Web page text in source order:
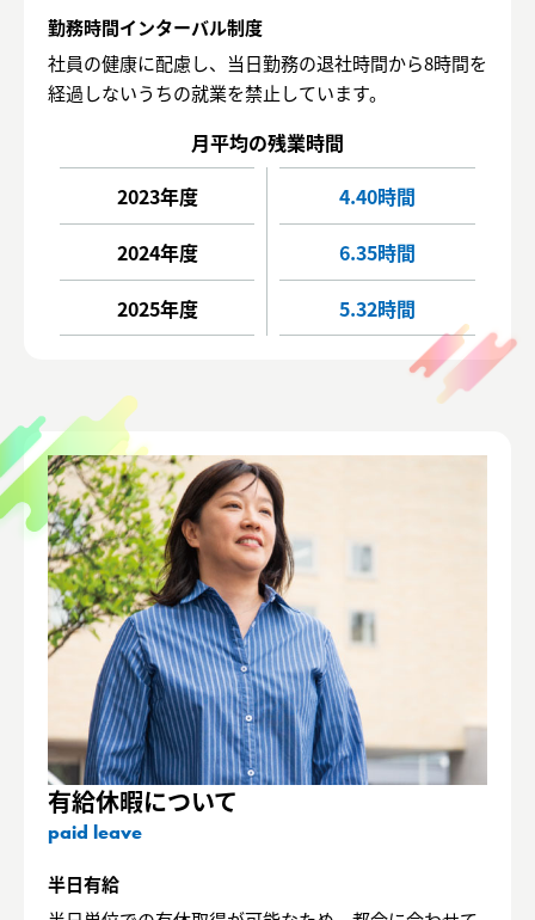
勤務時間インターバル制度
社員の健康に配慮し、当日勤務の退社時間から8時間を
経過しないうちの就業を禁止しています。
2023年度
2024年度
2025年度
4.40時間
6.35時間
5.32時間
有給休暇について
paid leave
半日有給